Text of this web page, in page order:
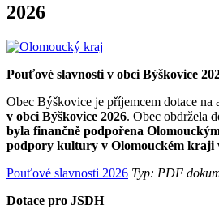
2026
Pouťové slavnosti v obci Býškovice
Obec Býškovice je příjemcem dotace na
v obci Býškovice 2026. Obec obdržela
byla finančně podpořena
podpory kultury v Olomouckém kraji
Pouťové slavnosti 2026 Typ: PDF
Dotace pro JSDH